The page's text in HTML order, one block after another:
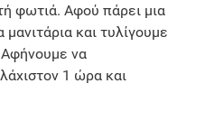
φωτιά. Αφού πάρει μια
και τυλίγουμε
να
1 ώρα και